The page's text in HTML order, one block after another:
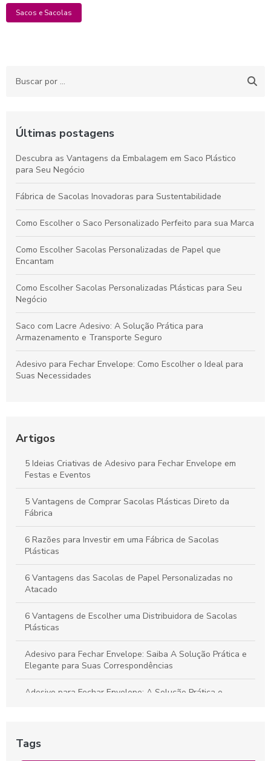
Sacos e Sacolas
Últimas postagens
Descubra as Vantagens da Embalagem em Saco Plástico
para Seu Negócio
Fábrica de Sacolas Inovadoras para Sustentabilidade
Como Escolher o Saco Personalizado Perfeito para sua Marca
Como Escolher Sacolas Personalizadas de Papel que
Encantam
Como Escolher Sacolas Personalizadas Plásticas para Seu
Negócio
Saco com Lacre Adesivo: A Solução Prática para
Armazenamento e Transporte Seguro
Adesivo para Fechar Envelope: Como Escolher o Ideal para
Suas Necessidades
Saco Plástico Transparente com Adesivo: A Solução Prática
Adesivos para Embalagens Plásticas que Transformam Seu
Produto em Destaque
Artigos
5 Ideias Criativas de Adesivo para Fechar Envelope em
Festas e Eventos
5 Vantagens de Comprar Sacolas Plásticas Direto da
Fábrica
6 Razões para Investir em uma Fábrica de Sacolas
Plásticas
6 Vantagens das Sacolas de Papel Personalizadas no
Atacado
6 Vantagens de Escolher uma Distribuidora de Sacolas
Plásticas
Adesivo para Fechar Envelope: Saiba A Solução Prática e
Elegante para Suas Correspondências
Adesivo para Fechar Envelope: A Solução Prática e
Suas Necessidades
Tags